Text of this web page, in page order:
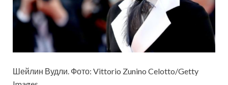
Шейлин Вудли. Фото: Vittorio Zunino Celotto/Getty